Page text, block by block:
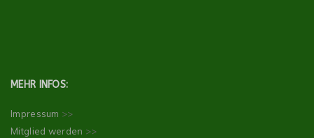
MEHR INFOS:
Impressum >>
Mitglied werden >>